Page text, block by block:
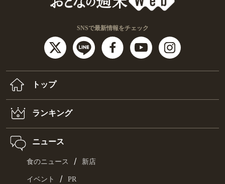
SNSで最新情報をチェック
トップ
ランキング
ニュース
食のニュース / 新店
イベント / PR